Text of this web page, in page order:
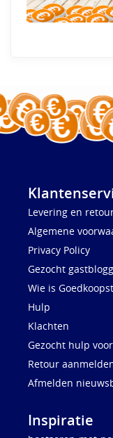
Levering en
Algemene
Privacy Policy
Gezocht
Wie is
Hulp
Klachten
Gezocht hulp
Retour
Afmelden
Inspiratie